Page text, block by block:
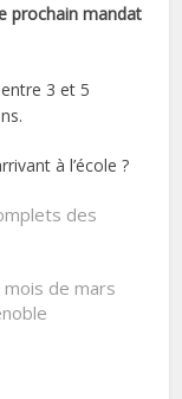
prochain mandat
3 et 5
à l’école ?
des
mois de mars